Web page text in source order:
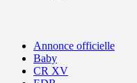
Annonce officielle
Baby
CR XV